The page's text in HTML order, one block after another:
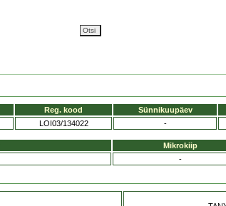
Reg. kood Sünnikuupäev
LOI03/134022 -
Mikrokiip
-